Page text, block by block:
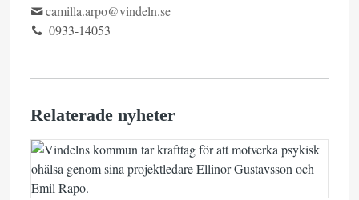
camilla.arpo@vindeln.se
0933-14053
Relaterade nyheter